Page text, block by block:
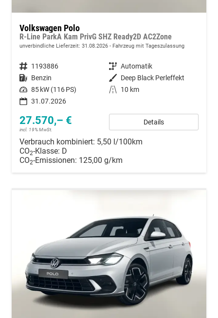
Volkswagen Polo
R-Line ParkA Kam PrivG SHZ Ready2D AC2Zone
unverbindliche Lieferzeit: 31.08.2026 Fahrzeug mit Tageszulassung
Fahrzeugnummer 1193886 Getriebe Automatik
Kraftstoff Benzin Außenfarbe Deep Black Perleffekt
Leistung 85 kW (116 PS) Kilometerstand
10 km
31.07.2026
27.570,– €
incl. 19% MwSt.
Details
Verbrauch kombiniert: 5,50 l/100km
CO2-Klasse: D
CO2-Emissionen: 125,00 g/km